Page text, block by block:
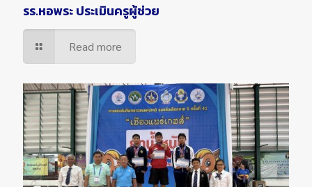
รร.หอพระ ประเมินครูผู้ช่วย
Read more